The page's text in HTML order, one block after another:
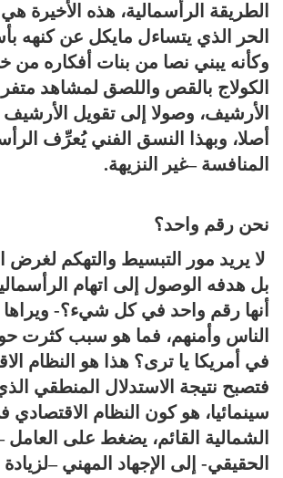
الطريقة الرأسمالية، هذه الأخيرة
الحر الذي يتساءل مايكل عن كنهه
وكأنه يبني نصا من بنات أفكاره من
الكولاج بالقص واللصق لمشاهد
الأرشيف، وصولا إلى تقويل الأرشيف
أصلا، وبهذا النسق الفني يُعرِّف
المنافسة –غير النزيهة.
نحن رقم واحد؟
لا يريد مور التبسيط والتهكم لغرض
بل هدفه الوصول إلى اتهام
أنها رقم واحد في كل شيء؟- ويراها
الناس وأمنهم، فما هو سبب كثرت
في أمريكا يا ترى؟ هذا هو النظام
فتصبح نتيجة الاستدلال المنطقي
سينمائيا، هو كون النظام الاقتصادي
الشمالية القائم، يضغط على
الحقيقي- إلى الإجهاد المهني